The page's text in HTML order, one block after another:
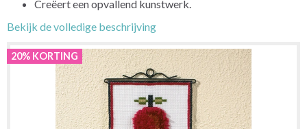
Creëert een opvallend kunstwerk.
Bekijk de volledige beschrijving
20% KORTING